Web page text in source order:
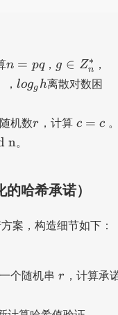
n
p
n = pq， g
\
i
Z
*
g ∈ Zn
∗ ，
g
l
_
g
logg h离散对数困
机数r
r ，计算 c
c = c
n。
哈希承诺）
案，构造细节如下：
个随机串 r
r ，计算承